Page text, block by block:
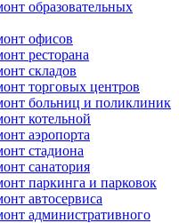
образовательных
офисов
ресторана
складов
торговых центров
больниц и поликлиник
котельной
аэропорта
стадиона
санатория
паркинга и парковок
автосервиса
административного